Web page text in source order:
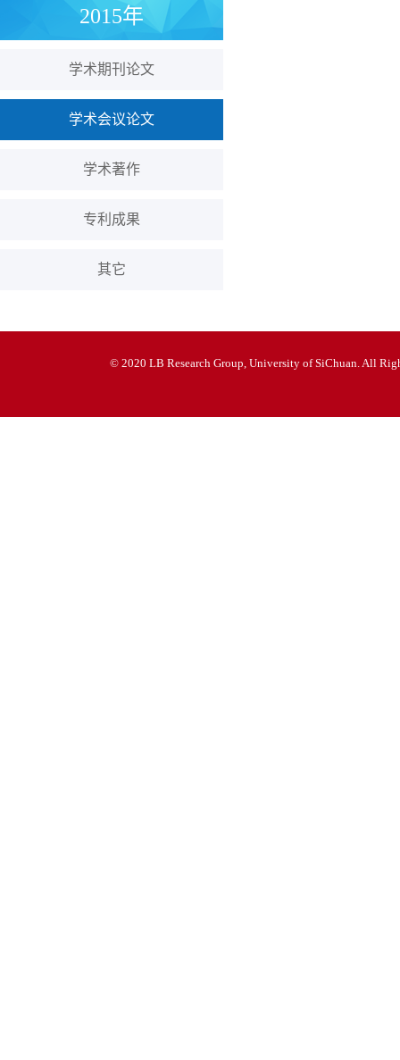
2015年
学术期刊论文
学术会议论文
学术著作
专利成果
其它
© 2020 LB Research Group, University of SiChuan. All